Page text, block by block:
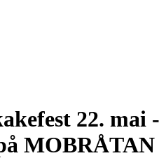
22. mai -
MOBRÅTAN